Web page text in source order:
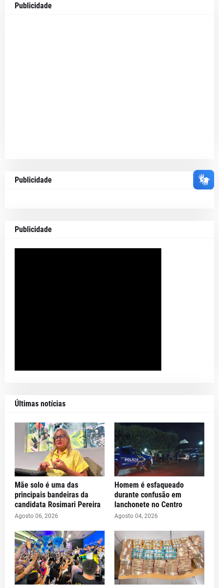
Publicidade
Publicidade
Publicidade
Últimas notícias
Mãe solo é uma das
principais bandeiras da
candidata Rosimari Pereira
Agosto 06, 2026
Homem é esfaqueado
durante confusão em
lanchonete no Centro
Agosto 04, 2026